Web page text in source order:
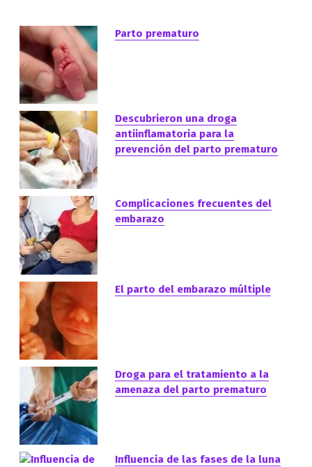
Parto prematuro
Descubrieron una droga
antiinflamatoria para la
prevención del parto prematuro
Complicaciones frecuentes del
embarazo
El parto del embarazo múltiple
Droga para el tratamiento a la
amenaza del parto prematuro
Influencia de las fases de la luna